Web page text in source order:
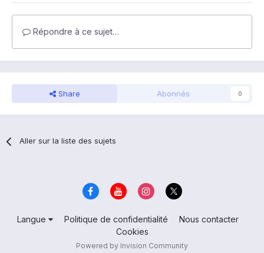
Répondre à ce sujet…
Share Abonnés 0
Aller sur la liste des sujets
Langue Politique de confidentialité
Nous contacter
Cookies
Powered by Invision Community